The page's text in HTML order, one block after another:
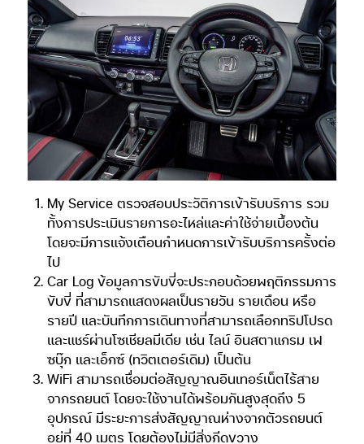
My Service ตรวจสอบประวัติการเข้ารับบริการ รวม
ทั้งการประเมินรายการอะไหล่และค่าใช้จ่ายเบื้องต้น
โดยจะมีการแจ้งเตือนกำหนดการเข้ารับบริการครั้งต่อ
ไป
Car Log ข้อมูลการขับขี่จะประกอบด้วยพฤติกรรมการ
ขับขี่ ที่สามารถแสดงผลเป็นรายวัน รายเดือน หรือ
รายปี และบันทึกการเดินทางที่สามารถเลือกทริปโปรด
และแชร์ผ่านโซเชียลมีเดีย เช่น ไลน์ อินสตาแกรม เฟ
ซบุ๊ก และเอ็กซ์ (ทวิตเตอร์เดิม) เป็นต้น
WiFi สามารถเชื่อมต่อสัญญาณอินเทอร์เน็ตไร้สาย
จากรถยนต์ โดยจะใช้งานได้พร้อมกันสูงสุดถึง 5
อุปกรณ์ มีระยะการส่งสัญญาณห่างจากตัวรถยนต์
อยู่ที่ 40 เมตร โดยต้องไม่มีสิ่งกีดขวาง